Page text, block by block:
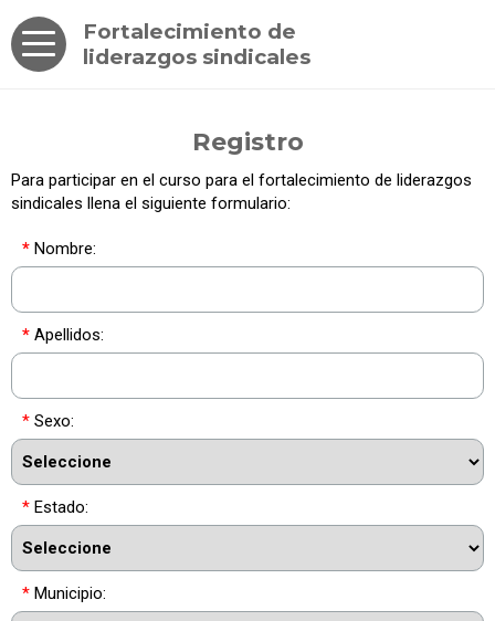
Fortalecimiento de
liderazgos sindicales
Registro
Para participar en el curso para el fortalecimiento de liderazgos
sindicales llena el siguiente formulario:
* Nombre:
* Apellidos:
* Sexo:
* Estado:
* Municipio: